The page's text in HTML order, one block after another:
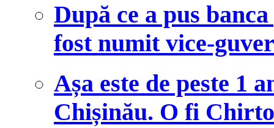
După ce a pus
fost numit vice-
Așa este de peste 1
Chișinău. O fi